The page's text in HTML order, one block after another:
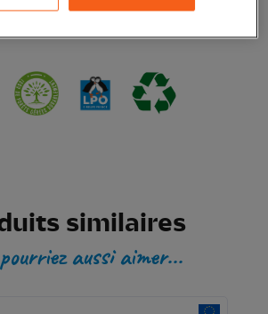
similaires
aussi aimer...